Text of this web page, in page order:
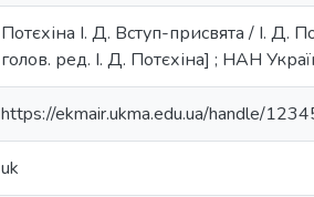
Потєхіна І. Д. Вступ-присвята / І. Д.
голов. ред. І. Д. Потєхіна] ; НАН
https://ekmair.ukma.edu.ua/handle/
uk